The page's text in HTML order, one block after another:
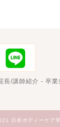
長/講師紹介 - 卒業
日本ボディーケア